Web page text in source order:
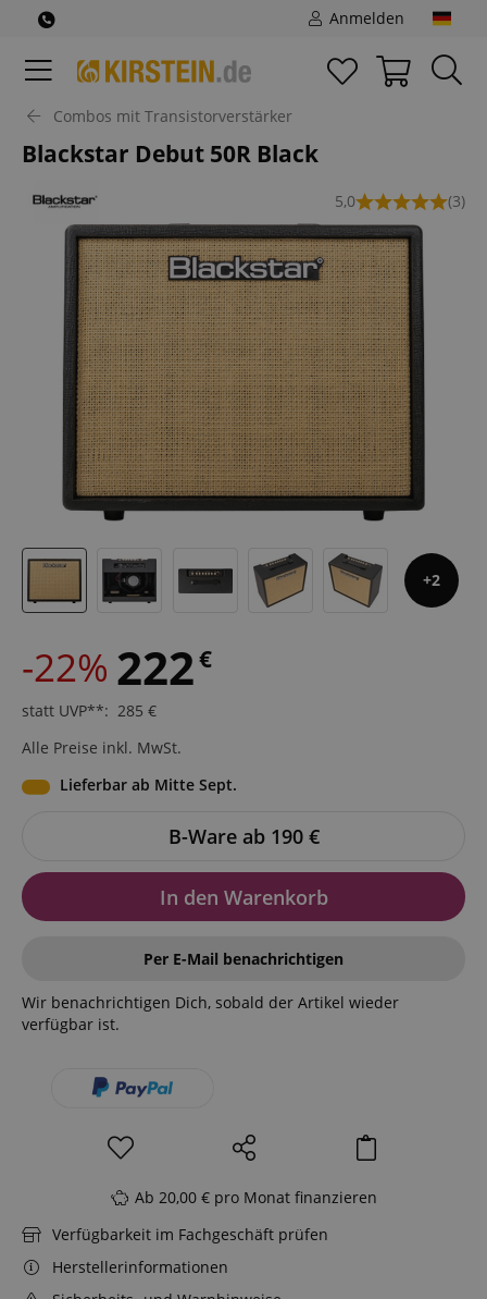
Anmelden
Combos mit Transistorverstärker
Blackstar Debut 50R Black
5,0 (3)
2
-22% 222€
statt UVP**: 285 €
Alle Preise inkl. MwSt.
Lieferbar ab Mitte Sept.
B-Ware ab 190 €
In den Warenkorb
Per E-Mail benachrichtigen
Wir benachrichtigen Dich, sobald der Artikel wieder
verfügbar ist.
Ab 20,00 € pro Monat finanzieren
Verfügbarkeit im Fachgeschäft prüfen
Herstellerinformationen